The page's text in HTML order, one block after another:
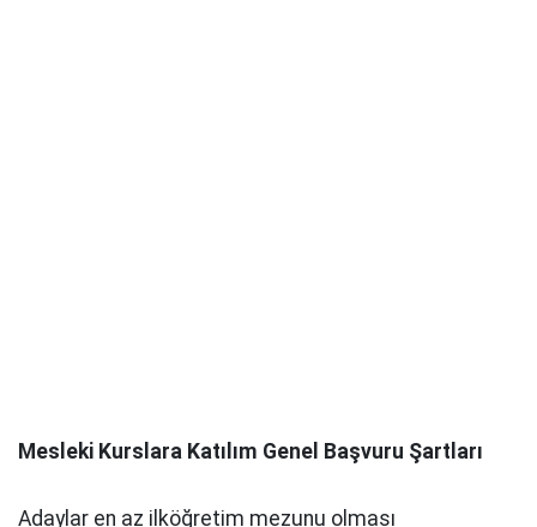
Mesleki Kurslara Katılım Genel Başvuru Şartları
Adaylar en az ilköğretim mezunu olması